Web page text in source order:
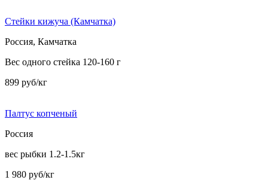
Стейки кижуча (Камчатка)
Россия, Камчатка
Вес одного стейка 120-160 г
899 руб/кг
Палтус копченый
Россия
вес рыбки 1.2-1.5кг
1 980 руб/кг